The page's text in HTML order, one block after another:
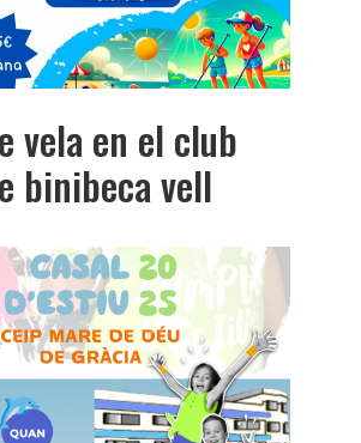
vela en el club
binibeca vell